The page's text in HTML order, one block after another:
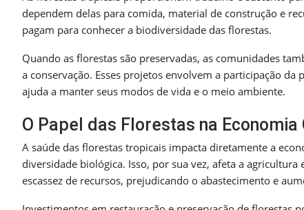
dependem delas para comida, material de construção e
pagam para conhecer a biodiversidade das florestas.
Quando as florestas são preservadas, as comunidades
a conservação. Esses projetos envolvem a participação
ajuda a manter seus modos de vida e o meio ambiente.
O Papel das Florestas na Economia
A saúde das florestas tropicais impacta diretamente a
diversidade biológica. Isso, por sua vez, afeta a
escassez de recursos, prejudicando o abastecimento e